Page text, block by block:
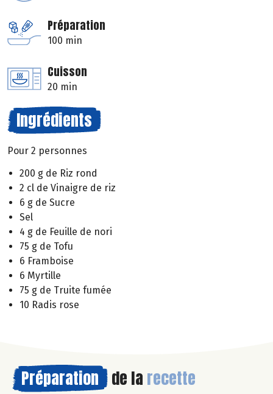
Préparation
100 min
Cuisson
20 min
Ingrédients
Pour 2 personnes
200 g de Riz rond
2 cl de Vinaigre de riz
6 g de Sucre
Sel
4 g de Feuille de nori
75 g de Tofu
6 Framboise
6 Myrtille
75 g de Truite fumée
10 Radis rose
Préparation de la recette